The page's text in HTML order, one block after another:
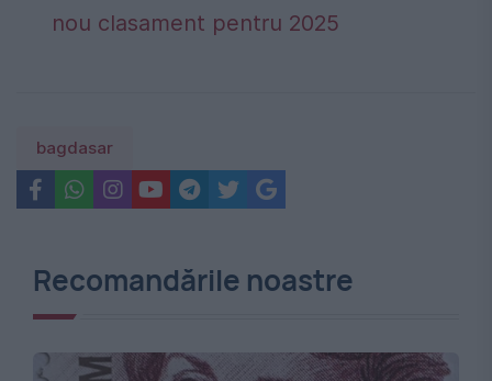
nou clasament pentru 2025
bagdasar
Recomandările noastre